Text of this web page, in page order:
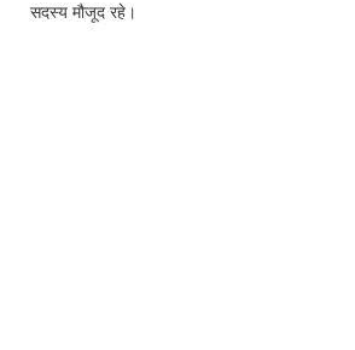
Chandigarh
सदस्य मौजूद रहे।